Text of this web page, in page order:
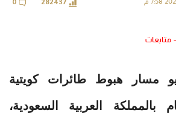
282437
0
متابعات
مسار هبوط طائرات كويتية
العربية السعودية،